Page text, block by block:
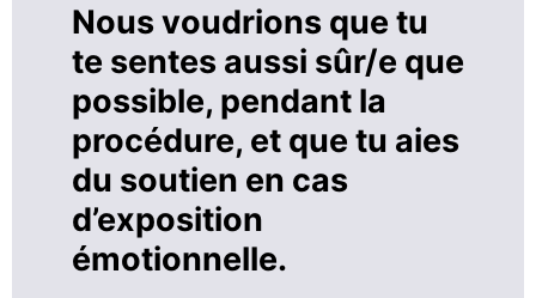
Nous voudrions que tu
te sentes aussi sûr/e que
possible, pendant la
procédure, et que tu aies
du soutien en cas
d’exposition
émotionnelle.